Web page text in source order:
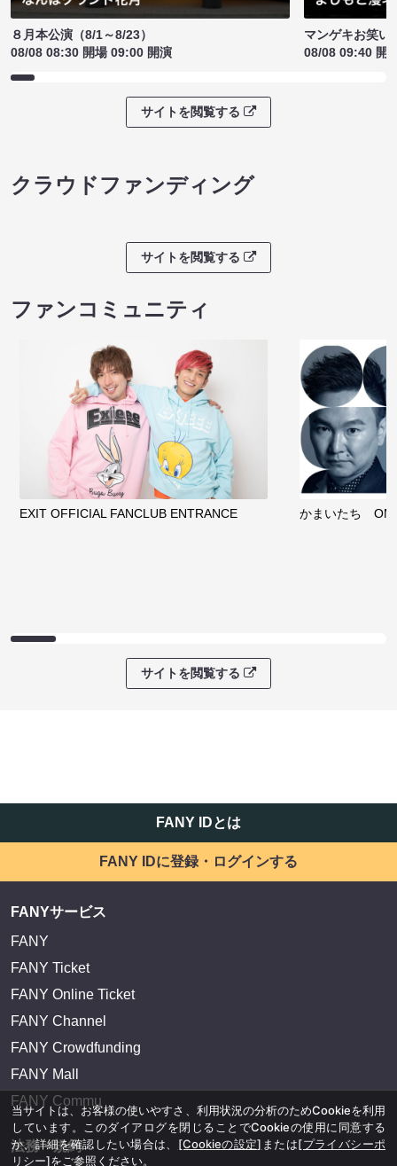
８月本公演（8/1～8/23）
08/08 08:30 開場 09:00 開演
マンゲキお笑い
08/08 09:40 開
サイトを閲覧する
クラウドファンディング
サイトを閲覧する
ファンコミュニティ
EXIT OFFICIAL FANCLUB ENTRANCE かまいたち
サイトを閲覧する
FANY IDとは
FANY IDに登録・ログインする
FANYサービス
FANY
FANY Ticket
FANY Online Ticket
FANY Channel
FANY Crowdfunding
FANY Mall
FANY Commu
法務・規約
当サイトは、お客様の使いやすさ、利用状況の分析のためCookieを利用
しています。このダイアログを閉じることでCookieの使用に同意する
か、詳細を確認したい場合は、 [Cookieの設定] または[プライバシーポ
リシー]をご参照ください。